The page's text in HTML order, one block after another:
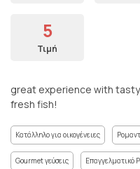
5
Τιμή
great experience with
fresh fish!
Κατάλληλο για οικογένειες
Gourmet γεύσεις Επαγγελματικό